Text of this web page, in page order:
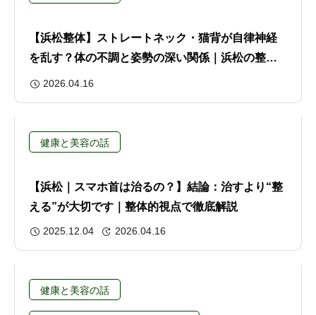
【浜松整体】ストレートネック・猫背が自律神経
を乱す？体の不調と姿勢の深い関係｜浜松の整体
院から解説
2026.04.16
健康と美容の話
【浜松｜スマホ首は治るの？】結論：治すより“整
える”が大切です｜整体的視点で徹底解説
2025.12.04 2026.04.16
健康と美容の話